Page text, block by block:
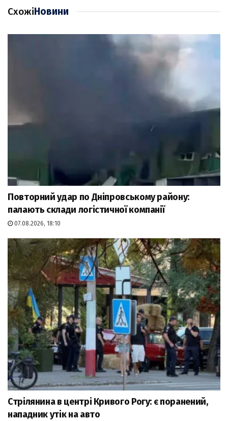
СхожіНовини
Повторний удар по Дніпровському району:
палають склади логістичної компанії
07.08.2026, 18:10
Стрілянина в центрі Кривого Рогу: є поранений,
нападник утік на авто